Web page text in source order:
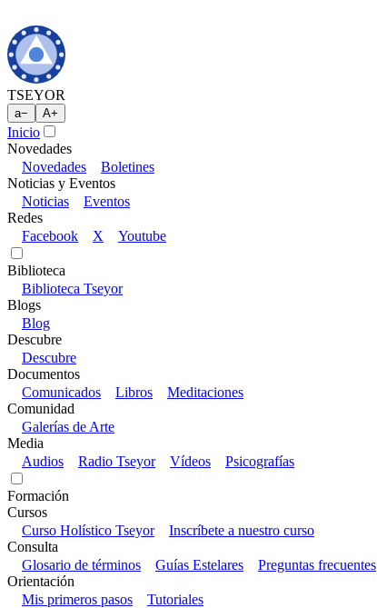
TSEYOR
a− A+
Inicio
Novedades
Novedades
Boletines
Noticias y Eventos
Noticias
Eventos
Redes
Facebook
X Youtube
Biblioteca
Biblioteca Tseyor
Blogs
Blog
Descubre
Descubre
Documentos
Comunicados
Libros
Meditaciones
Comunidad
Galerías de Arte
Media
Audios
Radio Tseyor Vídeos Psicografías
Formación
Cursos
Curso Holístico Tseyor
Inscríbete a nuestro curso
Consulta
Glosario de términos
Guías Estelares
Preguntas frecuentes
Orientación
Mis primeros pasos
Tutoriales